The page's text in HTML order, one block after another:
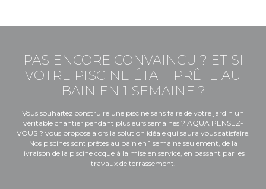
PAS ENCORE CONVAINCU ? ET SI
VOTRE PISCINE ÉTAIT PRÊTE AU
BAIN EN 1 SEMAINE ?
Vous souhaitez construire une piscine sans faire de votre jardin un
véritable chantier pendant plusieurs semaines ? AQUA PENSEZ-
VOUS ? vous propose alors la solution idéale qui saura vous satisfaire.
Nos piscines sont prêtes au bain en 1 semaine seulement, de la
livraison de la piscine coque à la mise en service, en passant par les
travaux de terrassement.